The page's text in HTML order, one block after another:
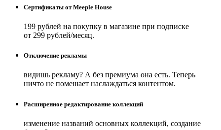
Сертификаты от Meeple House
199 рублей на покупку в магазине при подписке
от 299 рублей/месяц.
Отключение рекламы
видишь рекламу? А без премиума она есть. Теперь
ничто не помешает наслаждаться контентом.
Расширенное редактирование коллекций
изменение названий основных коллекций, создание